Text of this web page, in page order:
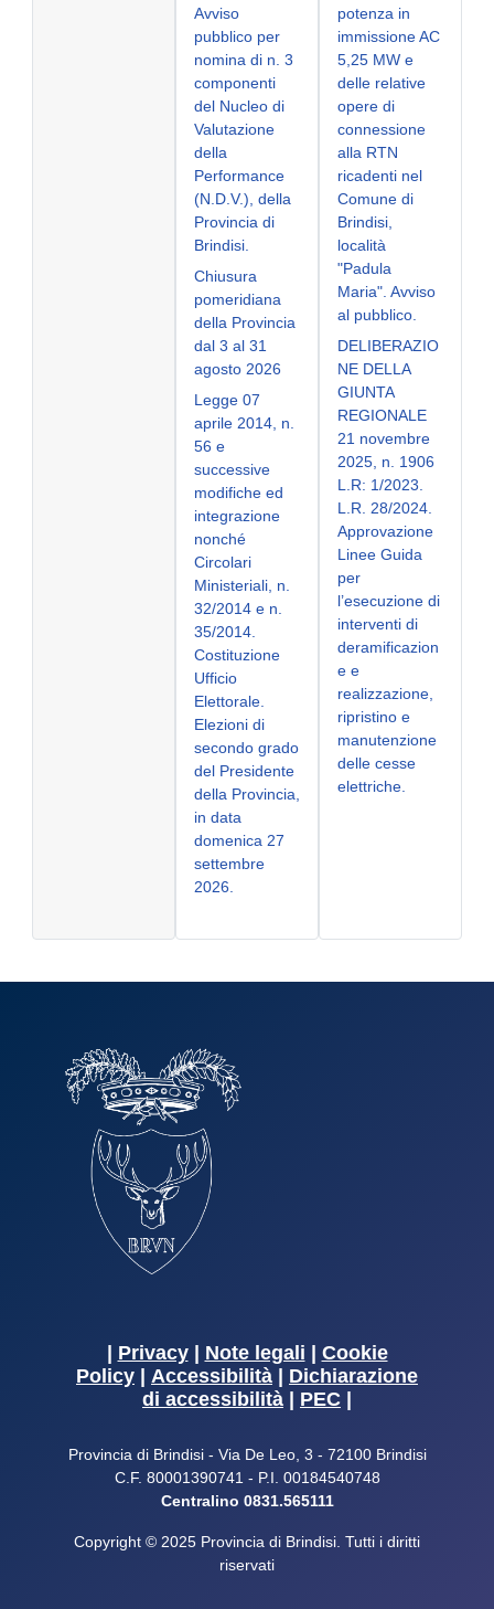
Avviso
pubblico per
nomina di n. 3
componenti
del Nucleo di
Valutazione
della
Performance
(N.D.V.), della
Provincia di
Brindisi.
Chiusura
pomeridiana
della Provincia
dal 3 al 31
agosto 2026
Legge 07
aprile 2014, n.
56 e
successive
modifiche ed
integrazione
nonché
Circolari
Ministeriali, n.
32/2014 e n.
35/2014.
Costituzione
Ufficio
Elettorale.
Elezioni di
secondo grado
del Presidente
della Provincia,
in data
domenica 27
settembre
2026.
potenza in
immissione AC
5,25 MW e
delle relative
opere di
connessione
alla RTN
ricadenti nel
Comune di
Brindisi,
località
"Padula
Maria". Avviso
al pubblico.
DELIBERAZIO
NE DELLA
GIUNTA
REGIONALE
21 novembre
2025, n. 1906
L.R: 1/2023.
L.R. 28/2024.
Approvazione
Linee Guida
per
l’esecuzione di
interventi di
deramificazion
e e
realizzazione,
ripristino e
manutenzione
delle cesse
elettriche.
Privacy| Note legali
Cookie
Policy
Accessibilità
Dichiarazione
di accessibilità
PEC
Provincia di Brindisi - Via De Leo, 3 - 72100 Brindisi
C.F. 80001390741 - P.I. 00184540748
Centralino 0831.565111
Copyright © 2025 Provincia di Brindisi. Tutti i diritti
riservati